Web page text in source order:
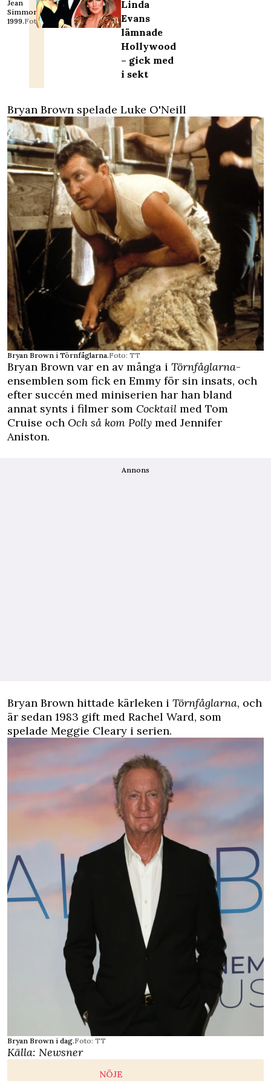
Jean
Simmons
1999.Foto: TT
Linda
Evans
lämnade
Hollywood
– gick med
i sekt
Bryan Brown spelade Luke O'Neill
Bryan Brown i Törnfåglarna.Foto: TT
Bryan Brown var en av många i Törnfåglarna-
ensemblen som fick en Emmy för sin insats, och
efter succén med miniserien har han bland
annat synts i filmer som Cocktail med Tom
Cruise och Och så kom Polly med Jennifer
Aniston.
Annons
Bryan Brown hittade kärleken i Törnfåglarna, och
är sedan 1983 gift med Rachel Ward, som
spelade Meggie Cleary i serien.
Bryan Brown i dag.Foto: TT
Källa: Newsner
NÖJE